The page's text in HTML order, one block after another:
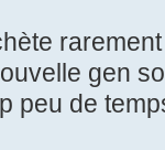
gen
peu de